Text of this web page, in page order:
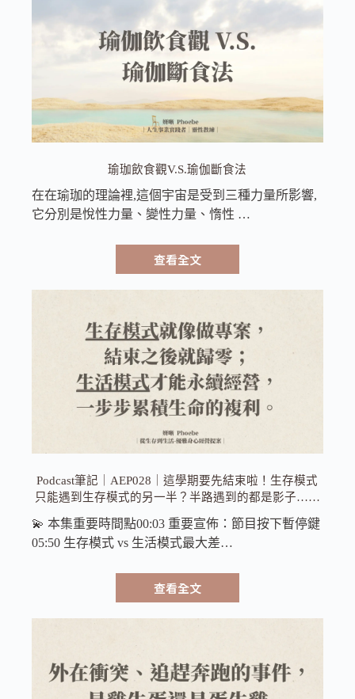
瑜珈飲食觀V.S.瑜伽斷食法
在在瑜珈的理論裡,這個宇宙是受到三種力量所影響,
它分別是悅性力量、變性力量、惰性 …
查看全文
Podcast筆記｜AEP028｜這學期要先結束啦！生存模式
只能遇到生存模式的另一半？半路遇到的都是影子……
💫 本集重要時間點00:03 重要宣佈：節目按下暫停鍵
05:50 生存模式 vs 生活模式最大差…
查看全文